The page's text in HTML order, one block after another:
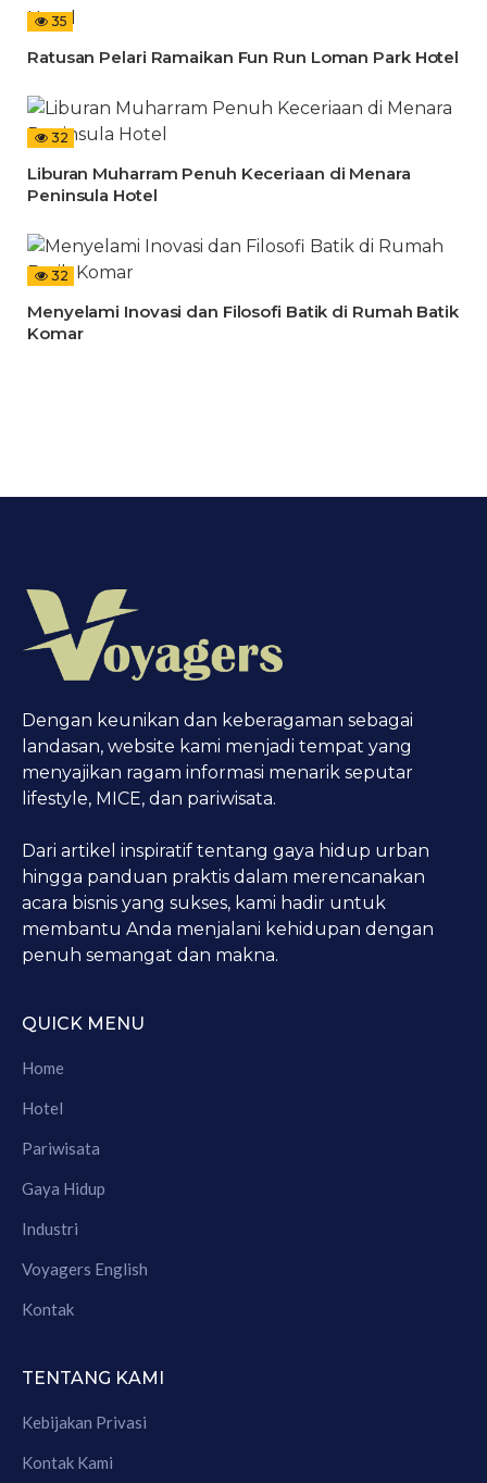
35
Ratusan Pelari Ramaikan Fun Run Loman Park Hotel
32
Liburan Muharram Penuh Keceriaan di Menara
Peninsula Hotel
32
Menyelami Inovasi dan Filosofi Batik di Rumah Batik
Komar
Dengan keunikan dan keberagaman sebagai
landasan, website kami menjadi tempat yang
menyajikan ragam informasi menarik seputar
lifestyle, MICE, dan pariwisata.
Dari artikel inspiratif tentang gaya hidup urban
hingga panduan praktis dalam merencanakan
acara bisnis yang sukses, kami hadir untuk
membantu Anda menjalani kehidupan dengan
penuh semangat dan makna.
QUICK MENU
Home
Hotel
Pariwisata
Gaya Hidup
Industri
Voyagers English
Kontak
TENTANG KAMI
Kebijakan Privasi
Kontak Kami